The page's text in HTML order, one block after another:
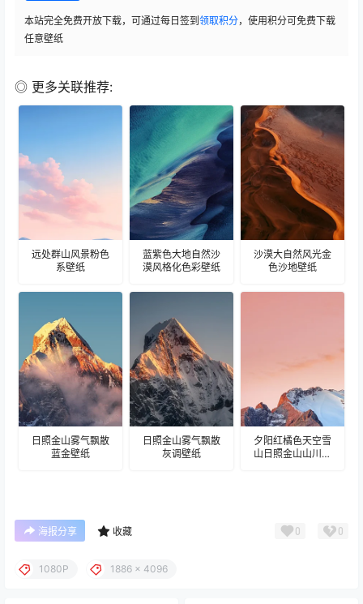
本站完全免费开放下载，可通过每日签到 领取积分，使用积分可免费下载
任意壁纸
◎ 更多关联推荐:
远处群山风景粉色
系壁纸
蓝紫色大地自然沙
漠风格化色彩壁纸
沙漠大自然风光金
色沙地壁纸
日照金山雾气飘散
蓝金壁纸
日照金山雾气飘散
灰调壁纸
夕阳红橘色天空雪
山日照金山山川壁
海报分享 收藏 0 0
1080P 1886 x 4096